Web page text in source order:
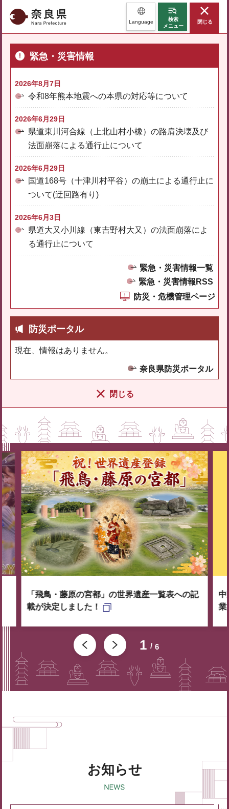
奈良県 Language
検索
メニュー
閉じる
緊急・災害情報
2026年8月7日
令和8年熊本地震への本県の対応等について
2026年6月29日
県道東川河合線（上北山村小橡）の路肩決壊及び
法面崩落による通行止について
2026年6月29日
国道168号（十津川村平谷）の崩土による通行止に
ついて(迂回路有り)
2026年6月3日
県道大又小川線（東吉野村大又）の法面崩落によ
る通行止について
緊急・災害情報一覧
緊急・災害情報RSS
防災・危機管理ページ
防災ポータル
現在、情報はありません。
奈良県防災ポータル
閉じる
1 6
「飛鳥・藤原の宮都」の世界遺産一覧表への記
載が決定しました！
中
業
お知らせ